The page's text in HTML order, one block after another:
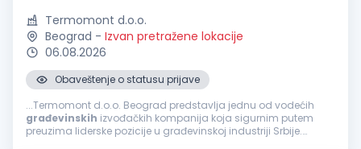
Termomont d.o.o.
Beograd - Izvan pretražene lokacije
06.08.2026
Obaveštenje o statusu prijave
...Termomont d.o.o. Beograd predstavlja jednu od vodećih
građevinskih izvođačkih kompanija koja sigurnim putem
preuzima liderske pozicije u građevinskoj industriji Srbije.